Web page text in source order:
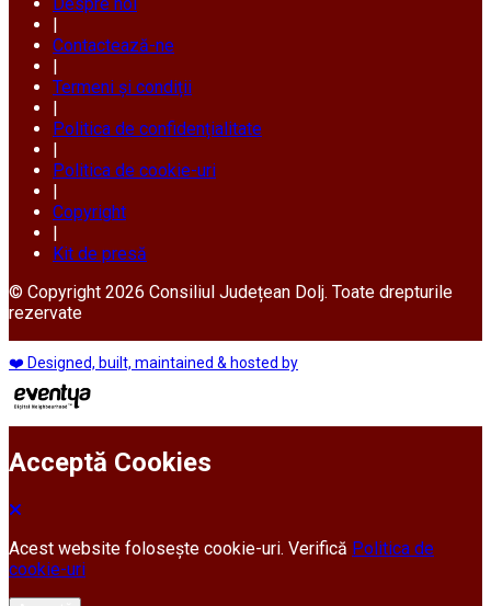
|
Contactează-ne
|
Termeni și condiții
|
Politica de confidențialitate
|
Politica de cookie-uri
|
Copyright
|
Kit de presă
© Copyright 2026 Consiliul Județean Dolj. Toate drepturile
rezervate
❤️ Designed, built, maintained & hosted by
Acceptă Cookies
Acest website folosește cookie-uri. Verifică Politica de
cookie-uri